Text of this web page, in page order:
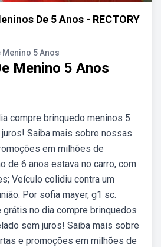
De 5 Anos - RECTORY
5 Anos
Menino 5 Anos
compre brinquedo meninos 5
Saiba mais sobre nossas
em milhões de
de 6 anos estava no carro, com
Veículo colidiu contra um
Por sofia mayer, g1 sc.
no dia compre brinquedos
sem juros! Saiba mais sobre
e promoções em milhões de